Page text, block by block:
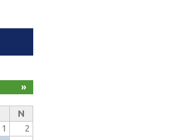
»
N
1
2